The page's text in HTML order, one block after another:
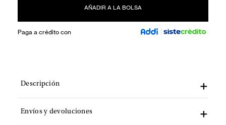
AÑADIR A LA BOLSA
Paga a crédito con
Descripción
Envíos y devoluciones